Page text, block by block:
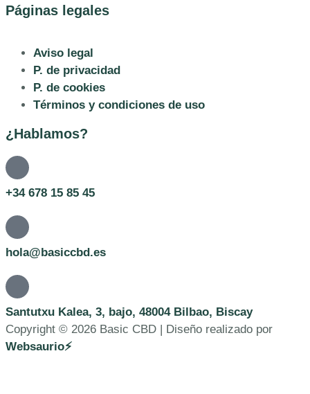
Páginas legales
Aviso legal
P. de privacidad
P. de cookies
Términos y condiciones de uso
¿Hablamos?
+34 678 15 85 45
hola@basiccbd.es
Santutxu Kalea, 3, bajo, 48004 Bilbao, Biscay
Copyright © 2026 Basic CBD | Diseño realizado por
Websaurio⚡